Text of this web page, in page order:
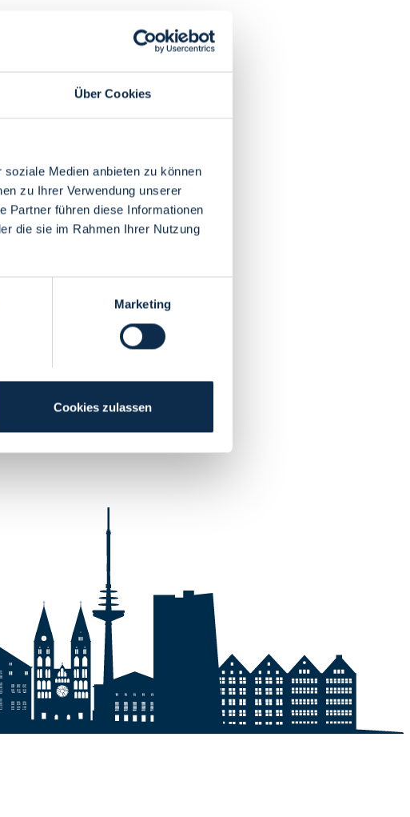
Über Cookies
Medien anbieten zu können
zu Ihrer Verwendung unserer
Partner führen diese Informationen
die sie im Rahmen Ihrer Nutzung
Marketing
Cookies zulassen